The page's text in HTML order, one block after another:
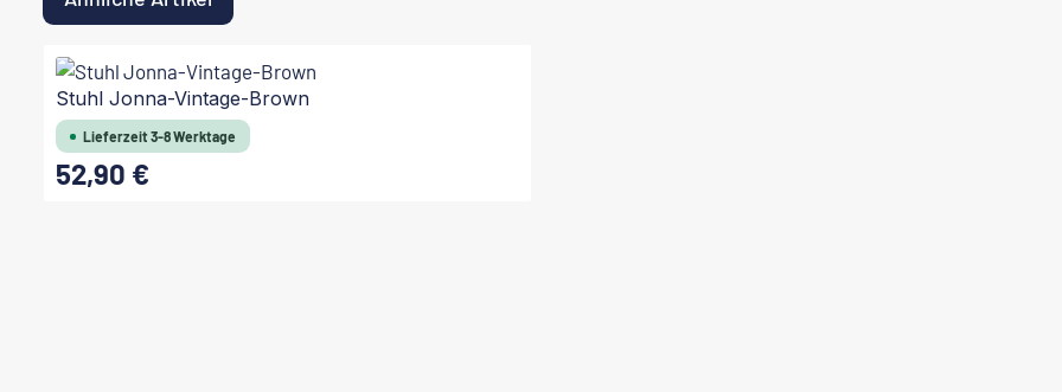
Produktgalerie überspringen
Stuhl Jonna-Vintage-Brown
Lieferzeit 3-8 Werktage
Regulärer Preis:
52,90 €